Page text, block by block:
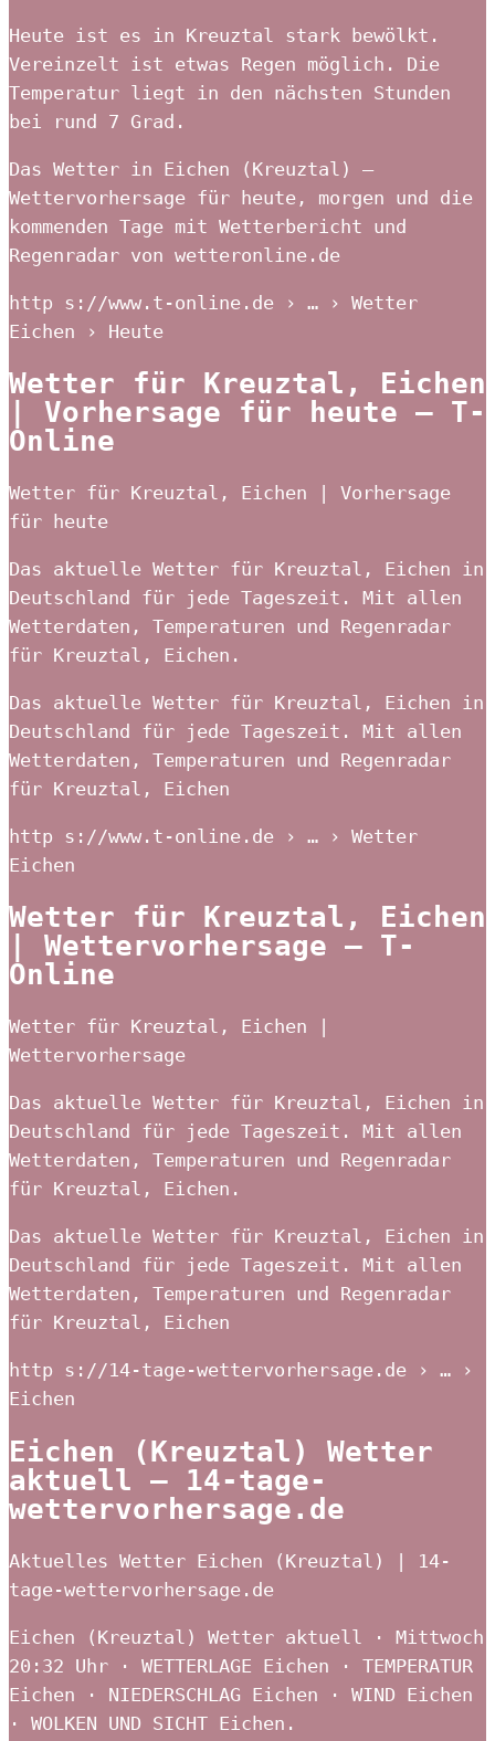
Heute ist es in Kreuztal stark bewölkt.
Vereinzelt ist etwas Regen möglich. Die
Temperatur liegt in den nächsten Stunden
bei rund 7 Grad.
Das Wetter in Eichen (Kreuztal) –
Wettervorhersage für heute, morgen und die
kommenden Tage mit Wetterbericht und
Regenradar von wetteronline.de
http s://www.t-online.de › … › Wetter
Eichen › Heute
Wetter für Kreuztal, Eichen
| Vorhersage für heute – T-
Online
Wetter für Kreuztal, Eichen | Vorhersage
für heute
Das aktuelle Wetter für Kreuztal, Eichen in
Deutschland für jede Tageszeit. Mit allen
Wetterdaten, Temperaturen und Regenradar
für Kreuztal, Eichen.
Das aktuelle Wetter für Kreuztal, Eichen in
Deutschland für jede Tageszeit. Mit allen
Wetterdaten, Temperaturen und Regenradar
für Kreuztal, Eichen
http s://www.t-online.de › … › Wetter
Eichen
Wetter für Kreuztal, Eichen
| Wettervorhersage – T-
Online
Wetter für Kreuztal, Eichen |
Wettervorhersage
Das aktuelle Wetter für Kreuztal, Eichen in
Deutschland für jede Tageszeit. Mit allen
Wetterdaten, Temperaturen und Regenradar
für Kreuztal, Eichen.
Das aktuelle Wetter für Kreuztal, Eichen in
Deutschland für jede Tageszeit. Mit allen
Wetterdaten, Temperaturen und Regenradar
für Kreuztal, Eichen
http s://14-tage-wettervorhersage.de › … ›
Eichen
Eichen (Kreuztal) Wetter
aktuell – 14-tage-
wettervorhersage.de
Aktuelles Wetter Eichen (Kreuztal) | 14-
tage-wettervorhersage.de
Eichen (Kreuztal) Wetter aktuell · Mittwoch
20:32 Uhr · WETTERLAGE Eichen · TEMPERATUR
Eichen · NIEDERSCHLAG Eichen · WIND Eichen
· WOLKEN UND SICHT Eichen.